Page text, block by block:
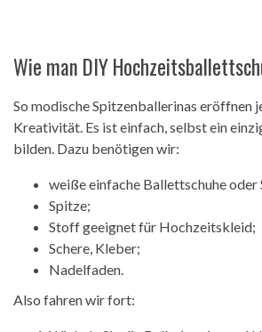
Wie man DIY
So modische Spitzenballerinas eröffnen
Kreativität. Es ist einfach, selbst ein
bilden. Dazu benötigen wir:
weiße einfache Ballettschuhe oder
Spitze;
Stoff geeignet für Hochzeitskleid;
Schere, Kleber;
Nadelfaden.
Also fahren wir fort: